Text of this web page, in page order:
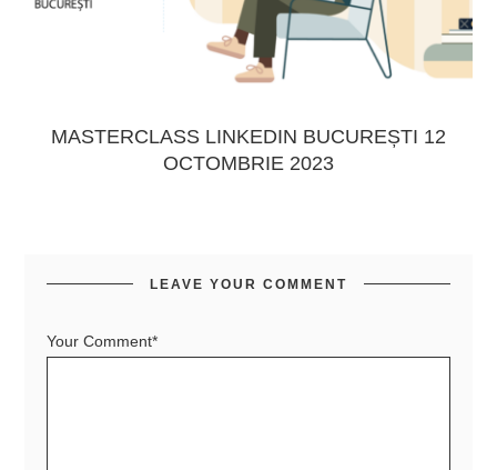
MASTERCLASS LINKEDIN BUCUREȘTI 12
OCTOMBRIE 2023
LEAVE YOUR COMMENT
Your Comment*